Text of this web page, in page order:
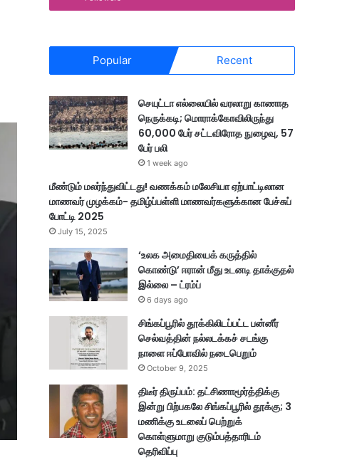
Popular Recent
செயுட்டா எல்லையில் வரலாறு காணாத
நெருக்கடி; மொராக்கோவிலிருந்து
60,000 பேர் சட்டவிரோத நுழைவு, 57
பேர் பலி
1 week ago
மீண்டும் மலர்ந்துவிட்டது! வணக்கம் மலேசியா ஏற்பாட்டிலான
மாணவர் முழக்கம்- தமிழ்ப்பள்ளி மாணவர்களுக்கான பேச்சுப்
போட்டி 2025
July 15, 2025
‘உலக அமைதியைக் கருத்தில்
கொண்டு’ ஈரான் மீது உடனடி தாக்குதல்
இல்லை – ட்ரம்ப்
6 days ago
சிங்கப்பூரில் தூக்கிலிடப்பட்ட பன்னீர்
செல்வத்தின் நல்லடக்கச் சடங்கு
நாளை ஈப்போவில் நடைபெறும்
October 9, 2025
திடீர் திருப்பம்: தட்சிணாமூர்த்திக்கு
இன்று பிற்பகலே சிங்கப்பூரில் தூக்கு; 3
மணிக்கு உடலைப் பெற்றுக்
கொள்ளுமாறு குடும்பத்தாரிடம்
தெரிவிப்பு